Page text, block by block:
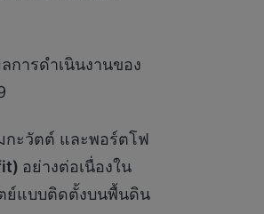
การดำเนินงานของ
กะวัตต์ และพอร์ตโฟ
อย่างต่อเนื่องใน
ย์แบบติดตั้งบนพื้นดิน